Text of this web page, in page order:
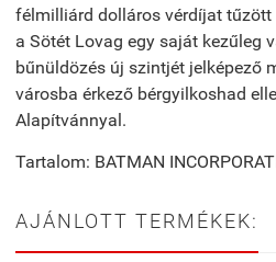
félmilliárd dolláros vérdíjat tűzött
a Sötét Lovag egy saját kezűleg
bűnüldözés új szintjét jelképező
városba érkező bérgyilkoshad
Alapítvánnyal.
Tartalom: BATMAN
AJÁNLOTT TERMÉKEK: